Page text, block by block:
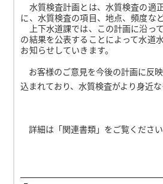
水質検査計画とは、水質検査の適
に、水質検査の項目、地点、頻度な
上下水道課では、この計画に沿っ
の結果を公表することによって水道
お知らせしていきます。
お客様のご意見を今後の計画に反
込まれており、水質検査がより身近な
詳細は「関連書類」をご覧ください